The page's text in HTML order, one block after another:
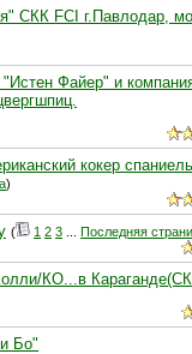
СКК FCI г.Павлодар,
Файер" и
кокер
)
( 1 2 3
Последняя
КО...в
Бо"